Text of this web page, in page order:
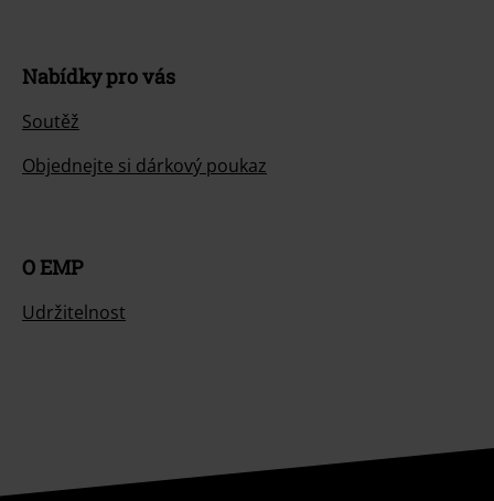
Nabídky pro vás
Soutěž
Objednejte si dárkový poukaz
O EMP
Udržitelnost